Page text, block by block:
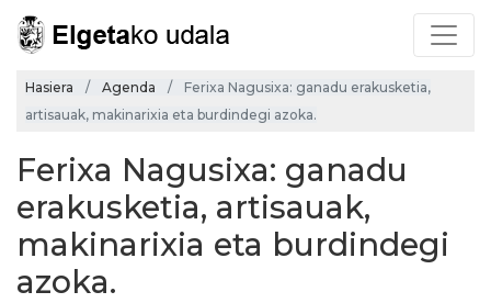
Hasiera Agenda
Ferixa Nagusixa: ganadu erakusketia,
artisauak, makinarixia eta burdindegi azoka.
Ferixa Nagusixa: ganadu
erakusketia, artisauak,
makinarixia eta burdindegi
azoka.